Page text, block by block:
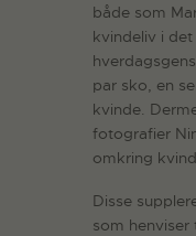
både som
kvindeliv i
par sko, en
kvinde.
fotografier
omkring
Disse
som